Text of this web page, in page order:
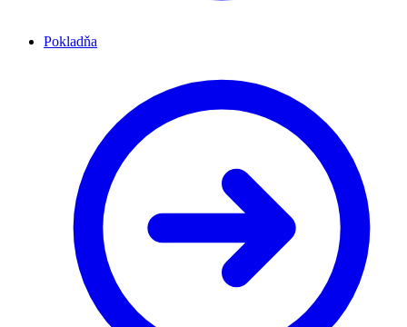
Pokladňa